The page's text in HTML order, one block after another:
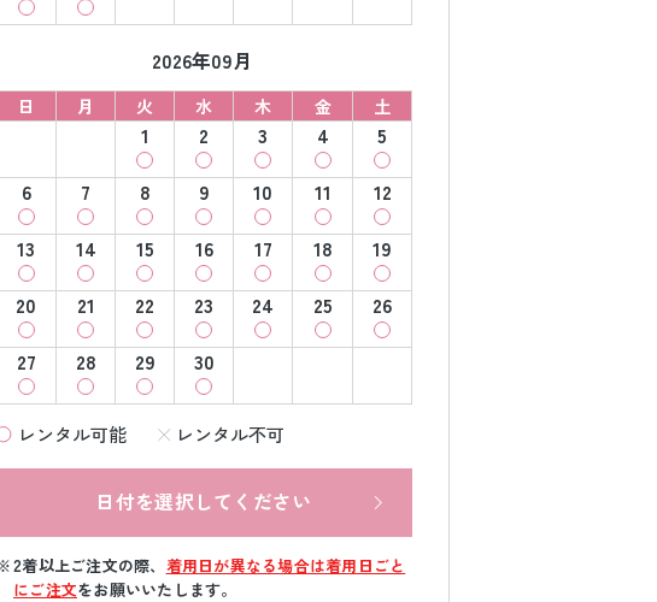
2026年09月
日 月 火 水 木 金 土
1 2 3 4
5
6
7 8 9 10 11
12
13
14 15 16 17 18
19
20
21 22 23 24 25
26
27
28 29 30
レンタル可能 レンタル不可
日付を選択してください
2着以上ご注文の際、 着用日が異なる場合は着用日ごと
にご注文をお願いいたします。